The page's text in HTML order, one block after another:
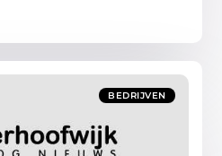
BEDRIJVEN